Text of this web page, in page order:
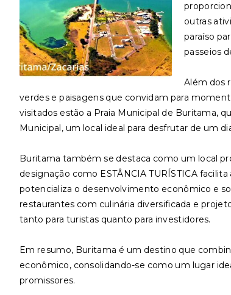
outras
paraíso
passeios
Além dos
verdes e paisagens que convidam para
visitados estão a Praia Municipal de Buritama,
Municipal, um local ideal para desfrutar de um
Buritama também se destaca como um local
designação como ESTÂNCIA TURÍSTICA
potencializa o desenvolvimento econômico e
restaurantes com culinária diversificada e
tanto para turistas quanto para investidores.
Em resumo, Buritama é um destino que
econômico, consolidando-se como um lugar
promissores.